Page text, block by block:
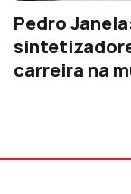
Pedro
carreira na